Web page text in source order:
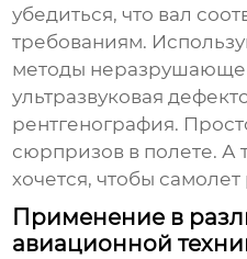
убедиться, что вал
требованиям.
методы
ультразвуковая
рентгенография.
сюрпризов в полете. А
хочется, чтобы
Применение в
авиационной